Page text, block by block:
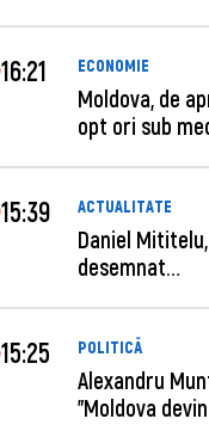
16:21 ECONOMIE
Moldova, de
opt ori sub
15:39 ACTUALITATE
Daniel Mititelu,
desemnat
15:25 POLITICĂ
Alexandru
"Moldova